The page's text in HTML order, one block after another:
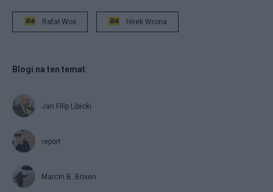
Rafał Woś Hirek Wrona
Blogi na ten temat
Jan Filip Libicki
report
Marcin B. Brixen